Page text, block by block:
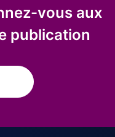
vous aux
publication